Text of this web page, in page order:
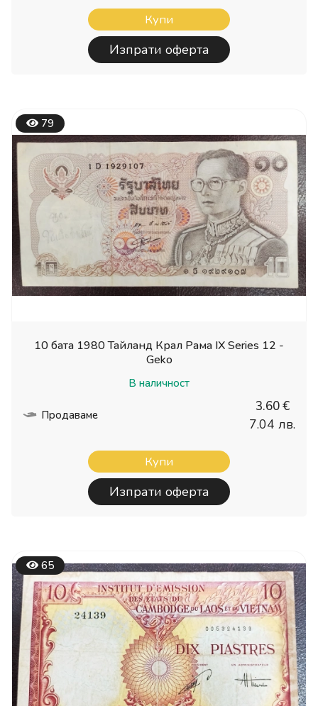
Купи
Изпрати оферта
79
10 бата 1980 Тайланд Крал Рама IX Series 12 -
Geko
В наличност
Продаваме
3.60 €
7.04 лв.
Купи
Изпрати оферта
65